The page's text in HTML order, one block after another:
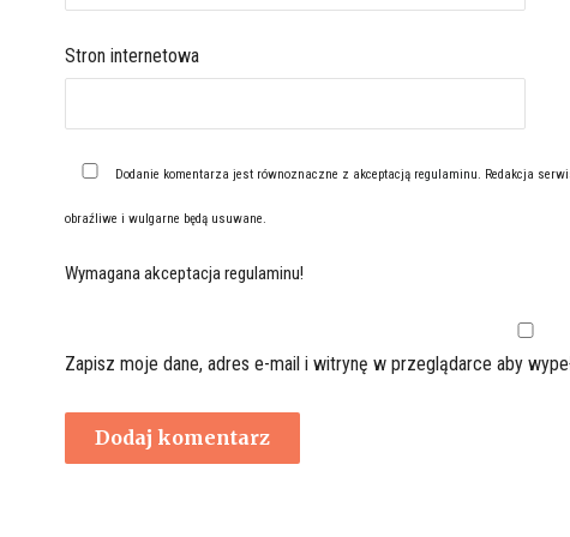
Stron internetowa
Dodanie komentarza jest równoznaczne z akceptacją regulaminu. Redakcja
obraźliwe i wulgarne będą usuwane.
Wymagana akceptacja regulaminu!
Zapisz moje dane, adres e-mail i witrynę w przeglądarce aby